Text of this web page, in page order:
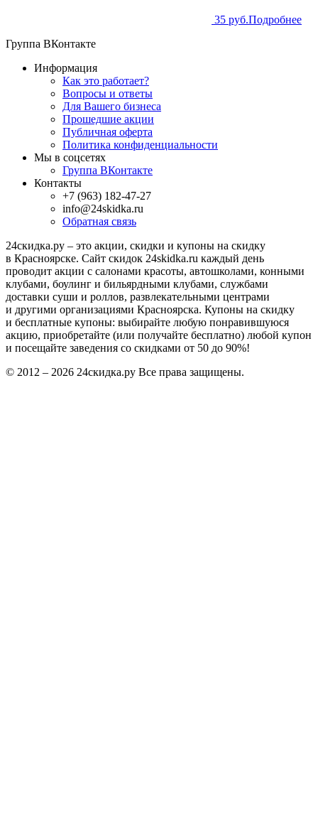
35 руб.Подробнее
Группа ВКонтакте
Информация
Как это работает?
Вопросы и ответы
Для Вашего бизнеса
Прошедшие акции
Публичная оферта
Политика конфиденциальности
Мы в соцсетях
Группа ВКонтакте
Контакты
+7 (963) 182-47-27
info@24skidka.ru
Обратная связь
24скидка.ру – это акции, скидки и купоны на скидку
в Красноярске. Сайт скидок 24skidka.ru каждый день
проводит акции с салонами красоты, автошколами, конными
клубами, боулинг и бильярдными клубами, службами
доставки суши и роллов, развлекательными центрами
и другими организациями Красноярска. Купоны на скидку
и бесплатные купоны: выбирайте любую понравившуюся
акцию, приобретайте (или получайте бесплатно) любой купон
и посещайте заведения со скидками от 50 до 90%!
© 2012 – 2026 24скидка.ру Все права защищены.